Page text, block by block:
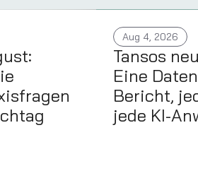
Aug 4, 2026
Tansos
Eine
Bericht,
jede KI-